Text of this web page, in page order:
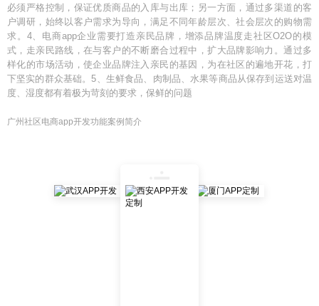
必须严格控制，保证优质商品的入库与出库；另一方面，通过多渠道的客
户调研，始终以客户需求为导向，满足不同年龄层次、社会层次的购物需
求。4、电商app企业需要打造亲民品牌，增添品牌温度走社区O2O的模
式，走亲民路线，在与客户的不断磨合过程中，扩大品牌影响力。通过多
样化的市场活动，使企业品牌注入亲民的基因，为在社区的遍地开花，打
下坚实的群众基础。5、生鲜食品、肉制品、水果等商品从保存到运送对温
度、湿度都有着极为苛刻的要求，保鲜的问题
广州社区电商app开发功能案例简介